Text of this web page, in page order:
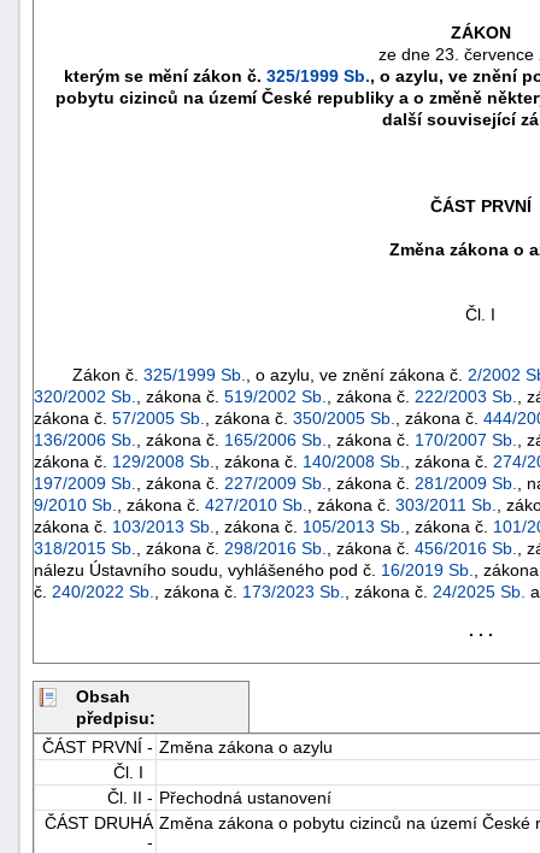
ZÁKON
ze dne 23. července
kterým se mění zákon č. 325/1999 Sb., o azylu, ve znění
pobytu cizinců na území České republiky a o změně
další související
ČÁST PRVNÍ
Změna zákona o
Čl. I
Zákon č. 325/1999 Sb. , o azylu, ve znění zákona č. 2/2002
320/2002 Sb.
, zákona č. 519/2002 Sb. , zákona č. 222/2003 Sb.
,
zákona č. 57/2005 Sb. , zákona č. 350/2005 Sb. , zákona č. 444/
136/2006 Sb.
, zákona č. 165/2006 Sb. , zákona č. 170/2007 Sb.
,
zákona č. 129/2008 Sb. , zákona č. 140/2008 Sb. , zákona č. 274/
197/2009 Sb.
, zákona č. 227/2009 Sb. , zákona č. 281/2009 Sb.
,
9/2010 Sb.
, zákona č. 427/2010 Sb. , zákona č. 303/2011 Sb.
,
zákona č. 103/2013 Sb. , zákona č. 105/2013 Sb. , zákona č. 101/
318/2015 Sb.
, zákona č. 298/2016 Sb. , zákona č. 456/2016 Sb.
,
nálezu Ústavního soudu, vyhlášeného pod č. 16/2019 Sb.
,
č. 240/2022 Sb. , zákona č. 173/2023 Sb. , zákona č. 24/2025 Sb.
. . .
Obsah
předpisu:
ČÁST PRVNÍ - Změna zákona o azylu
Čl. I
Čl. II - Přechodná ustanovení
ČÁST DRUHÁ
-
Změna zákona o pobytu cizinců na území České
náhrady